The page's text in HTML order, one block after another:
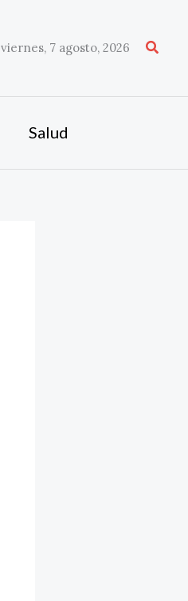
viernes, 7 agosto, 2026
Salud